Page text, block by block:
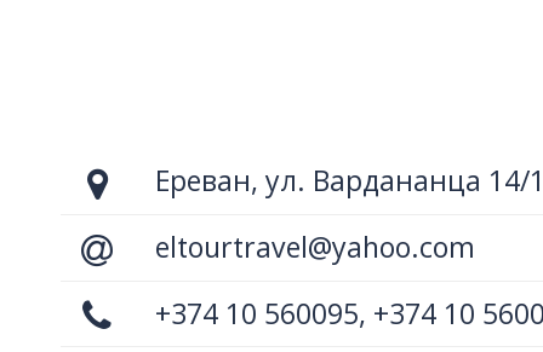
Ереван, ул. Вардананца 14/
eltourtravel@yahoo.com
+374 10 560095, +374 10